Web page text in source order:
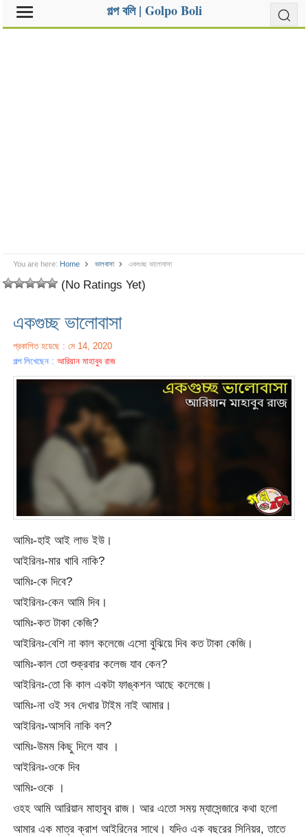
গল্প বলি | Golpo Boli
You are here: Home ভালবাসা একগুচ্ছ ভালোবাসা
(No Ratings Yet)
একগুচ্ছ ভালোবাসা
প্রকাশিত হয়েছে : মে 14, 2020
গল্প লিখেছেন :আরিয়ান মাহাবুব রাজ
আমিঃ-হাই আই লাভ ইউ।
আইরিনঃ-মার খাবি নাকি?
আমিঃ-কে দিবে?
আইরিনঃ-কেন আমি দিব।
আমিঃ-কত টাকা কেজি?
আইরিনঃ-বেশি না কাল কলেজে এসো বুঝিয়ে দিব কত টাকা কেজি।
আমিঃ-কাল তো শুক্রবার কলেজ যাব কেন?
আইরিনঃ-তো কি কাল একটা ফাঙ্কশন আছে কলেজে।
আমিঃ-না ওই সব দেখার টাইম নাই আমার।
আইরিনঃ-আসবি নাকি বল?
আমিঃ-উমম কিছু দিলে যাব ।
আইরিনঃ-ওকে দিব
আমিঃ-ওকে ।
ওহহ আমি আরিয়ান মাহাবুব রাজ। আর এতো সময় ম্যাসেন্জারে কথা হলো
আমার এক মাত্র ক্রাশ আইরিনের সাথে। যদিও এক বছরের সিনিয়র, তাতে